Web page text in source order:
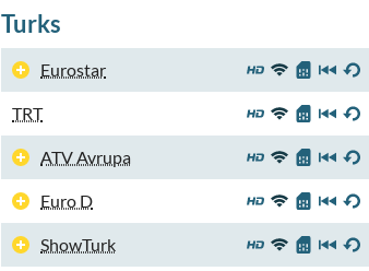
Turks
Eurostar
TRT
ATV Avrupa
Euro D
ShowTurk